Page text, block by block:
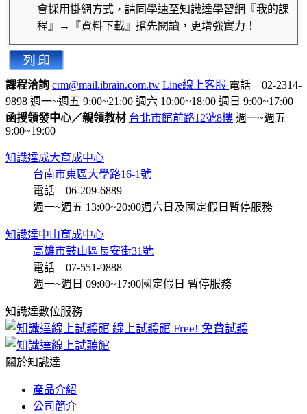
會採用掛網方式，請同學速至知識達學習網『我的課
程』→『資料下載』搶先閱讀，更增強實力！
課程洽詢 crm@mail.ibrain.com.tw Line線上客服 電話 02-2314-
9898 週一~週五 9:00~21:00 週六 10:00~18:00 週日 9:00~17:00
函授領發中心／親領教材 台北市館前路12號8樓 週一~週五
9:00~19:00
知識達成大育成中心
台南市東區大學路16-1號
電話 06-209-6889
週一~週五 13:00~20:00週六日及國定假日暫停服務
知識達中山育成中心
高雄市鼓山區長安街31號
電話 07-551-9888
週一~週日 09:00~17:00國定假日 暫停服務
知識達數位服務
線上試聽館 Free! 免費試聽
關於知識達
產品介紹
公司簡介